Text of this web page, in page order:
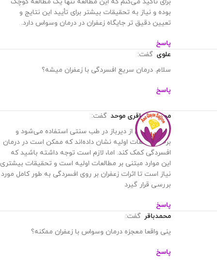
بوده و نیاز به تحقیقات بیشتر برای تأیید این نتایج و
تعیین دقیق تر جایگاه زعفران در درمان وسواس دارد.
پاسخ
علوی گفت:
سلام. درمان سریع افسردگی با زعفران میشه؟
پاسخ
محمدرضا باقری موحد گفت:
سلام. زعفران از دیرباز در طب سنتی استفاده می‌شود و
برخی مطالعات اولیه نشان داده‌اند که ممکن است در درمان
افسردگی کمک کند. اما، لازم است توجه داشته باشید که
این موارد مبتنی بر مطالعات اولیه است و تحقیقات بیشتری
نیاز است تا اثرات زعفران بر روی افسردگی به طور کامل مورد
بررسی قرار گیرد
پاسخ
محمدباقر گفت:
ینی واقعا معجزه درمان وسواس با زعفران ممکنه؟
پاسخ